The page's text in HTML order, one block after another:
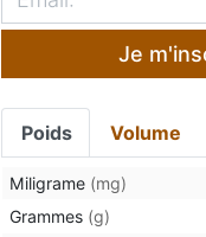
Je
Poids Volume
Miligrame (mg)
Grammes (g)